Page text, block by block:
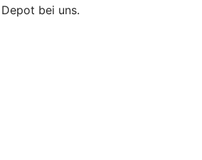
bei uns.